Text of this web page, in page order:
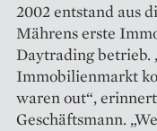
2002 entstand aus
Mährens erste
Daytrading betrieb.
Immobilienmarkt
waren out“,
Geschäftsmann.